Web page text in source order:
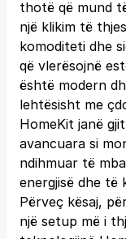
thotë që mund
një klikim të
komoditeti dhe
që vlerësojnë
është modern
lehtësisht me
HomeKit janë
avancuara si
ndihmuar të
energjisë dhe të
Përveç kësaj,
një setup më i